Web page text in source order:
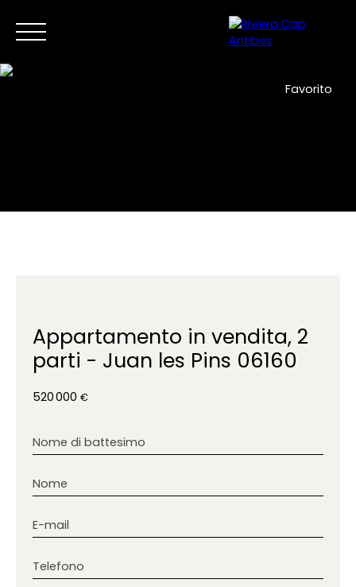
Favorito
Appartamento in vendita, 2
parti - Juan les Pins 06160
520 000 €
Nome di battesimo
Nome
E-mail
Telefono